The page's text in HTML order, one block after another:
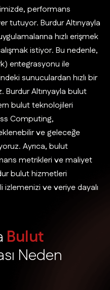
performans
tutuyor. Burdur Altınyayla
hızlı erişmek
istiyor. Bu nedenle,
entegrasyonu ile
sunuculardan hızlı bir
Burdur Altınyayla bulut
bulut teknolojileri
Computing,
ve geleceğe
Ayrıca, bulut
metrikleri ve maliyet
bulut hizmetleri
izlemenizi ve veriye dayalı
Bulut
sı Neden